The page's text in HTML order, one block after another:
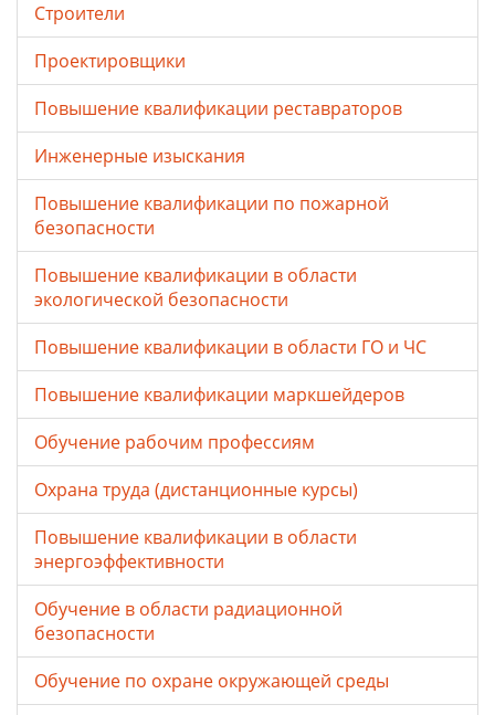
Строители
Проектировщики
Повышение квалификации реставраторов
Инженерные изыскания
Повышение квалификации по пожарной
безопасности
Повышение квалификации в области
экологической безопасности
Повышение квалификации в области ГО и ЧС
Повышение квалификации маркшейдеров
Обучение рабочим профессиям
Охрана труда (дистанционные курсы)
Повышение квалификации в области
энергоэффективности
Обучение в области радиационной
безопасности
Обучение по охране окружающей среды